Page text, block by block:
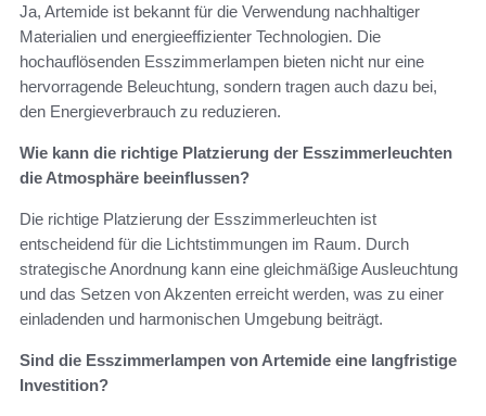
Ja, Artemide ist bekannt für die Verwendung nachhaltiger
Materialien und energieeffizienter Technologien. Die
hochauflösenden Esszimmerlampen bieten nicht nur eine
hervorragende Beleuchtung, sondern tragen auch dazu bei,
den Energieverbrauch zu reduzieren.
Wie kann die richtige Platzierung der Esszimmerleuchten
die Atmosphäre beeinflussen?
Die richtige Platzierung der Esszimmerleuchten ist
entscheidend für die Lichtstimmungen im Raum. Durch
strategische Anordnung kann eine gleichmäßige Ausleuchtung
und das Setzen von Akzenten erreicht werden, was zu einer
einladenden und harmonischen Umgebung beiträgt.
Sind die Esszimmerlampen von Artemide eine langfristige
Investition?